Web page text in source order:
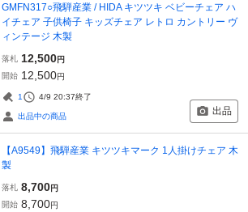
GMFN317○飛騨産業 / HIDA キツツキ ベビーチェア ハ
イチェア 子供椅子 キッズチェア レトロ カントリー ヴ
ィンテージ 木製
落札 12,500円
開始 12,500円
1 4/9 20:37終了
出品中の商品 出品
【A9549】飛騨産業 キツツキマーク 1人掛けチェア 木
製
落札 8,700円
開始 8,700円